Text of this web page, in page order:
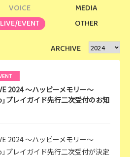
VOICE
MEDIA
LIVE/EVENT OTHER
ARCHIVE
2024 ～ハッピーメモリー～
プレイガイド先行二次受付のお知
2024 ～ハッピーメモリー～
プレイガイド先行二次受付が決定